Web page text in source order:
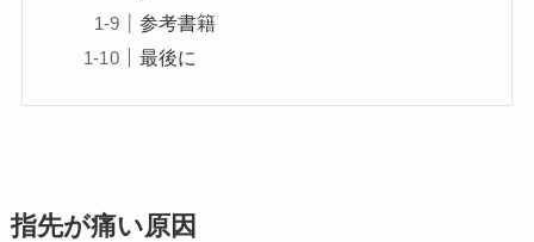
参考書籍
最後に
指先が痛い原因